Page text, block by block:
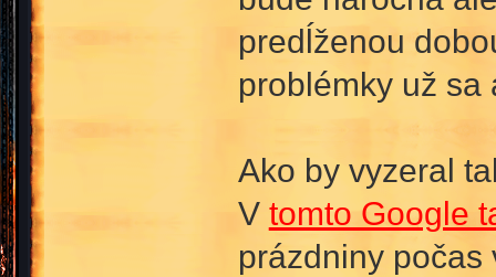
predĺženou
problémky už sa
Ako by vyzeral
V tomto Google
prázdniny počas